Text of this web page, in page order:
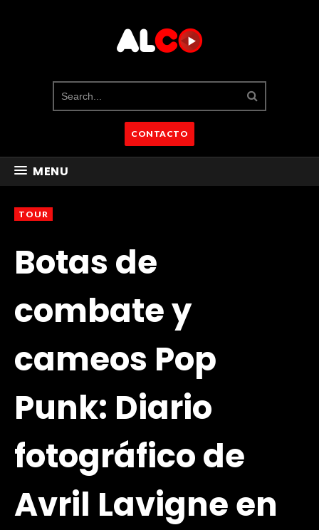
CONTACTO
MENU
TOUR
Botas de
combate y
cameos Pop
Punk: Diario
fotográfico de
Avril Lavigne en